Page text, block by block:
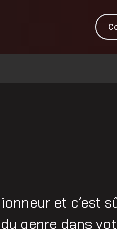
et c’est
genre dans